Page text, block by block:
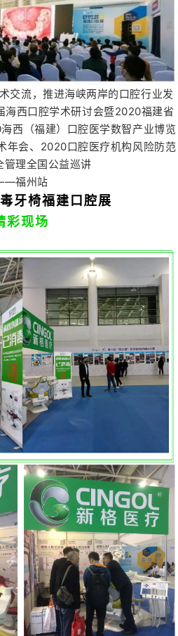
交流，推进海峡两岸的口腔行业发
海西口腔学术研讨会暨2020福建省
西（福建）口腔医学数智产业博览
年会、2020口腔医疗机构风险防范
管理全国公益巡讲
福州站
牙椅福建口腔展
彩现场